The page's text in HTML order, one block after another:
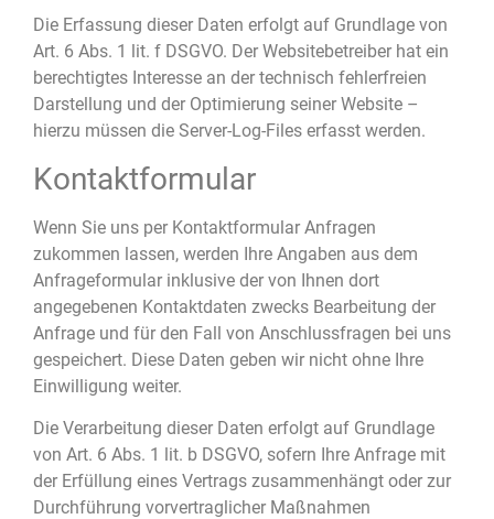
Die Erfassung dieser Daten erfolgt auf Grundlage von
Art. 6 Abs. 1 lit. f DSGVO. Der Websitebetreiber hat ein
berechtigtes Interesse an der technisch fehlerfreien
Darstellung und der Optimierung seiner Website –
hierzu müssen die Server-Log-Files erfasst werden.
Kontaktformular
Wenn Sie uns per Kontaktformular Anfragen
zukommen lassen, werden Ihre Angaben aus dem
Anfrageformular inklusive der von Ihnen dort
angegebenen Kontaktdaten zwecks Bearbeitung der
Anfrage und für den Fall von Anschlussfragen bei uns
gespeichert. Diese Daten geben wir nicht ohne Ihre
Einwilligung weiter.
Die Verarbeitung dieser Daten erfolgt auf Grundlage
von Art. 6 Abs. 1 lit. b DSGVO, sofern Ihre Anfrage mit
der Erfüllung eines Vertrags zusammenhängt oder zur
Durchführung vorvertraglicher Maßnahmen